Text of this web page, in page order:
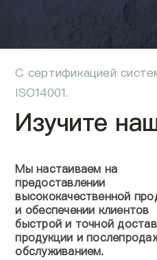
С сертификацией
ISO14001.
Изучите
Мы настаиваем на
предоставлении
высококачественной
и обеспечении клиентов
быстрой и точной
продукции и
обслуживанием.